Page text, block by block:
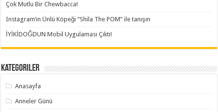
Çok Mutlu Bir Chewbacca!
Instagram’ın Ünlü Köpeği “Shila The POM” ile tanışın
İYİKİDOĞDUN Mobil Uygulaması Çıktı!
Kategoriler
Anasayfa
Anneler Günü